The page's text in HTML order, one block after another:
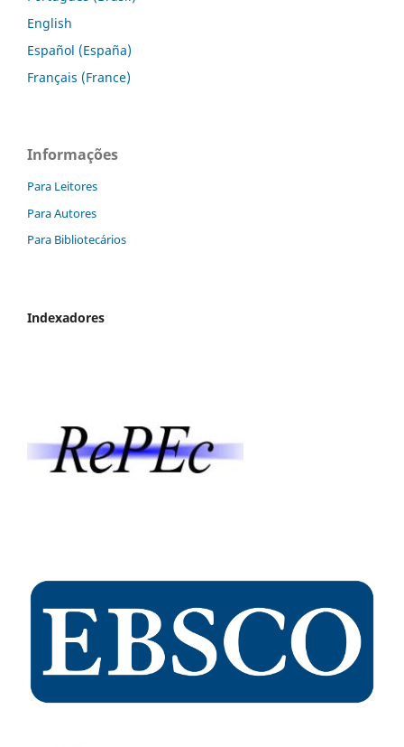
English
Español (España)
Français (France)
Informações
Para Leitores
Para Autores
Para Bibliotecários
Indexadores